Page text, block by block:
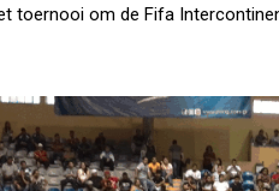
toernooi om de Fifa